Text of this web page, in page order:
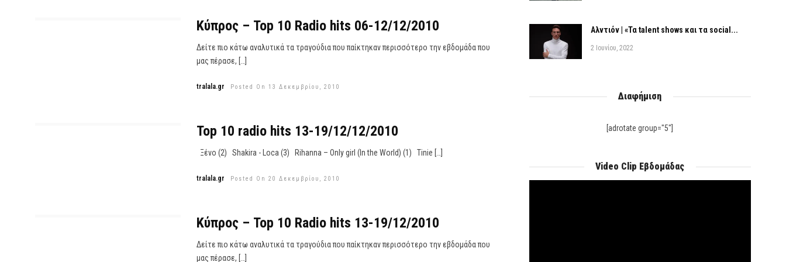
Κύπρος – Top 10 Radio hits 06-12/12/2010
Δείτε πιο κάτω αναλυτικά τα τραγούδια που παίκτηκαν περισσότερο την εβδομάδα που
μας πέρασε, […]
tralala.gr Posted On 13 Δεκεμβρίου, 2010
Top 10 radio hits 13-19/12/12/2010
Ξένο (2) Shakira - Loca (3) Rihanna – Only girl (In the World) (1) Tinie […]
tralala.gr Posted On 20 Δεκεμβρίου, 2010
Κύπρος – Top 10 Radio hits 13-19/12/2010
Δείτε πιο κάτω αναλυτικά τα τραγούδια που παίκτηκαν περισσότερο την εβδομάδα που
μας πέρασε, […]
Αλντιόν | «Τα talent shows και τα social...
2 Ιουνίου, 2022
Διαφήμιση
[adrotate group="5"]
Video Clip Εβδομάδας